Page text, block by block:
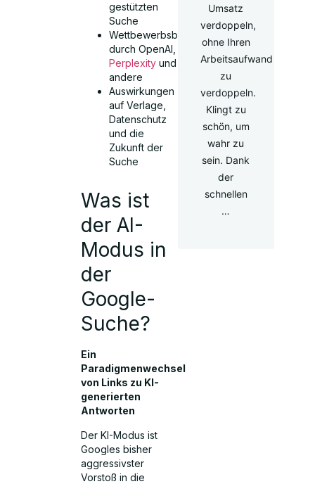
gestützten
Suche
Wettbewerbsbedrohungen
durch OpenAI,
Perplexity und
andere
Auswirkungen
auf Verlage,
Datenschutz
und die
Zukunft der
Suche
Was ist
der AI-
Modus in
der
Google-
Suche?
Ein
Paradigmenwechsel
von Links zu KI-
generierten
Antworten
Der KI-Modus ist
Googles bisher
aggressivster
Vorstoß in die
Umsatz
verdoppeln,
ohne Ihren
Arbeitsaufwand
zu
verdoppeln.
Klingt zu
schön, um
wahr zu
sein. Dank
der
schnellen
…